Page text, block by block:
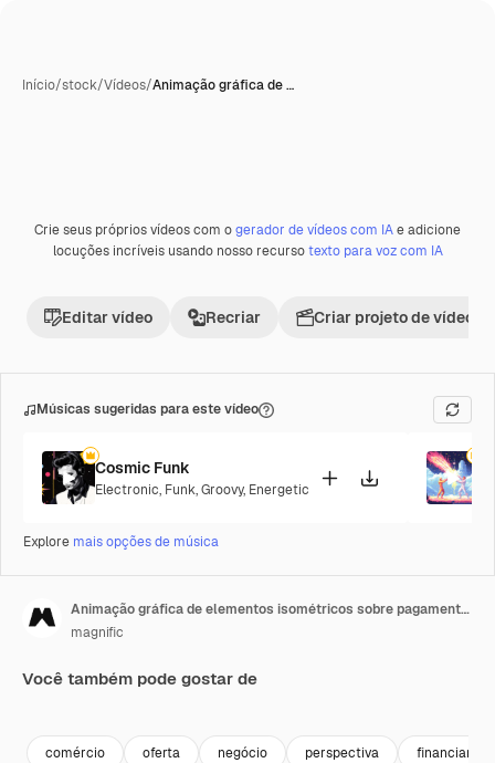
Início/stock/Vídeos/Animação gráfica de …
Crie seus próprios vídeos com ogerador de vídeos com IAe adicione
locuções incríveis usando nosso recursotexto para voz com IA
Editar vídeo Recriar Criar projeto de vídeo
Músicas sugeridas para este vídeo
Cosmic Funk
Electronic, Funk,Groovy, Energetic
Explore mais opções de música
Animação gráfica de elementos isométricos sobre pagamento eletrônico
magnific
Você também pode gostar de
comércio oferta negócio perspectiva financiar